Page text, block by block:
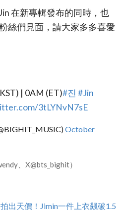
在新專輯發布的同時，也
絲們見面，請大家多多喜愛
| 0AM (ET)#진 #Jin
3tLYNvN7sE
October
、X@bts_bighit）
出天價！Jimin一件上衣飆破1.5